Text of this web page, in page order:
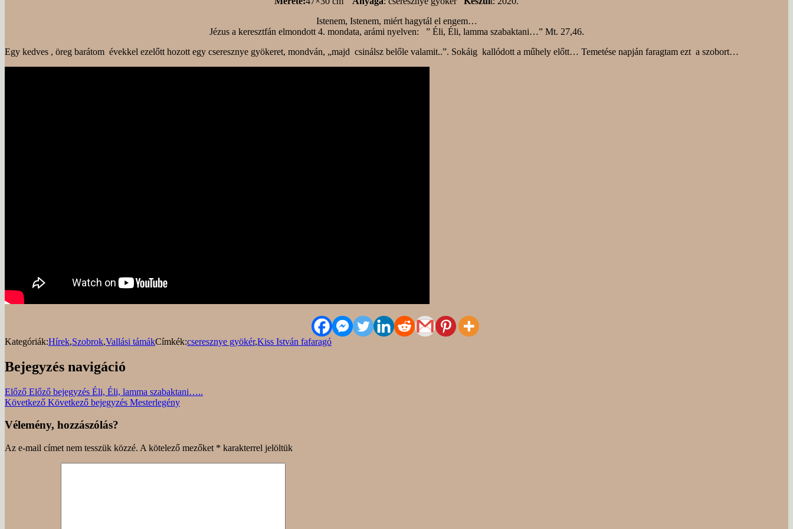
Istenem, Istenem, miért hagytál el engem…
Jézus a keresztfán elmondott 4. mondata, arámi nyelven: ” Éli, Éli, lamma szabaktani…” Mt. 27,46.
Egy kedves , öreg barátom évekkel ezelőtt hozott egy cseresznye gyökeret, mondván, „majd csinálsz belőle valamit..”. Sokáig kallódott a műhely előtt… Temetése napján faragtam ezt a szobort…
Kategóriák:Hírek,Szobrok,Vallási támákCímkék:cseresznye gyökér,Kiss István fafaragó
Bejegyzés navigáció
Előző Előző bejegyzés Éli, Éli, lamma szabaktani…..
Következő Következő bejegyzés Mesterlegény
Vélemény, hozzászólás?
Az e-mail címet nem tesszük közzé. A kötelező mezőket * karakterrel jelöltük